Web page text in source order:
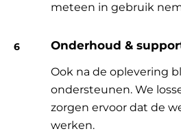
meteen in gebruik
Onderhoud &
Ook na de oplevering
ondersteunen. We
zorgen ervoor dat de
werken.